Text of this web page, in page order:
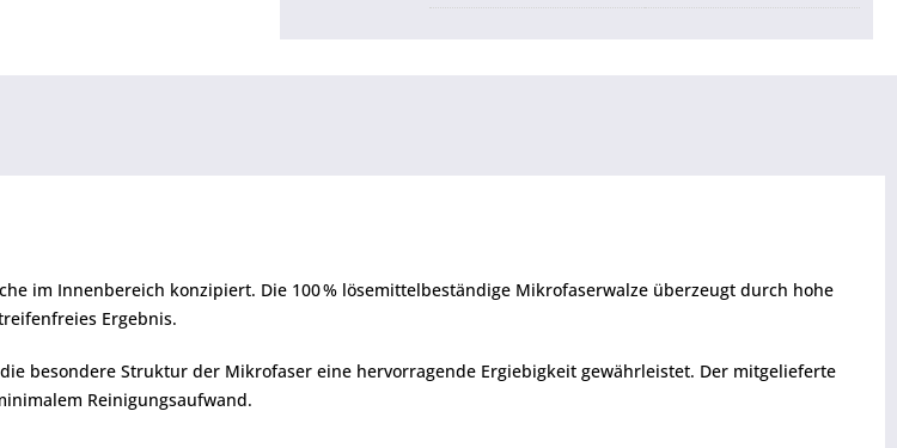
im Innenbereich konzipiert. Die 100 % lösemittelbeständige Mikrofaserwalze überzeugt durch hohe
Ergebnis.
besondere Struktur der Mikrofaser eine hervorragende Ergiebigkeit gewährleistet. Der mitgelieferte
Reinigungsaufwand.